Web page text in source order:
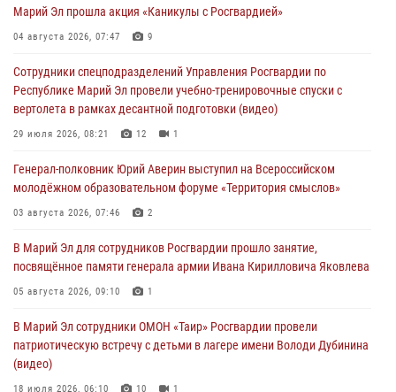
Команда «Росгвардия» принимает участие в военно-спортивном
07 августа 2026, 05:43 10
Представитель вневедомственной охраны Управления Росгвардии
по Республике Марий Эл принял участие в учебно-методическом
06 августа 2026, 09:37 10
В Марий Эл сотрудники ЛРР Росгвардии за прошедший месяц
06 августа 2026, 08:00
В Марий Эл сотрудники вневедомственной охраны Росгвардии за
05 августа 2026, 09:44
Марий Эл прошла акция «Каникулы с Росгвардией»
04 августа 2026, 07:47 9
Сотрудники спецподразделений Управления Росгвардии по
Республике Марий Эл провели учебно-тренировочные спуски с
вертолета в рамках десантной подготовки (видео)
29 июля 2026, 08:21 12 1
Генерал-полковник Юрий Аверин выступил на Всероссийском
молодёжном образовательном форуме «Территория смыслов»
03 августа 2026, 07:46 2
В Марий Эл для сотрудников Росгвардии прошло занятие,
посвящённое памяти генерала армии Ивана Кирилловича Яковлева
05 августа 2026, 09:10 1
В Марий Эл сотрудники ОМОН «Таир» Росгвардии провели
патриотическую встречу с детьми в лагере имени Володи Дубинина
(видео)
18 июля 2026, 06:10 10 1